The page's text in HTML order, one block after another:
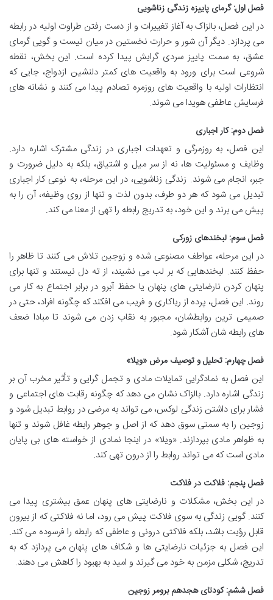
فصل اول: گرمای پاییزه زندگی زناشویی
در این فصل، بالزاک به آغاز تغییرات و از دست رفتن طراوت اولیه در رابطه
می پردازد. دیگر آن شور و حرارت نخستین در میان نیست و گویی گرمای
عشق، به سمت پاییز سردی گرایش پیدا کرده است. این بخش، نقطه
شروعی است برای ورود به واقعیت های کمتر دلنشین ازدواج، جایی که
انتظارات اولیه با واقعیت های روزمره تصادم پیدا می کنند و نشانه های
فرسایش عاطفی هویدا می شوند.
فصل دوم: کار اجباری
این فصل، به روزمرگی و تعهدات اجباری در زندگی مشترک اشاره دارد.
وظایف و مسئولیت ها، نه از سر میل و اشتیاق، بلکه به دلیل ضرورت و
جبر، انجام می شوند. زندگی زناشویی، در این مرحله، به نوعی کار اجباری
تبدیل می شود که هر دو طرف، بدون لذت و تنها از روی وظیفه، آن را به
پیش می برند و این خود، به تدریج رابطه را تهی از معنا می کند.
فصل سوم: لبخندهای زورکی
در این مرحله، عواطف مصنوعی شده و زوجین تلاش می کنند تا ظاهر را
حفظ کنند. لبخندهایی که بر لب می نشیند، از ته دل نیستند و تنها برای
پنهان کردن نارضایتی های پنهان یا حفظ آبرو در برابر اجتماع به کار می
روند. این فصل، پرده از ریاکاری و فریب می افکند که چگونه افراد، حتی در
صمیمی ترین روابطشان، مجبور به نقاب زدن می شوند تا مبادا ضعف
های رابطه شان آشکار شود.
فصل چهارم: تحلیل و توصیف مرض «ویلا»
این فصل به نمادگرایی تمایلات مادی و تجمل گرایی و تأثیر مخرب آن بر
زندگی اشاره دارد. بالزاک نشان می دهد که چگونه رقابت های اجتماعی و
فشار برای داشتن زندگی لوکس، می تواند به مرضی در روابط تبدیل شود و
زوجین را به سمتی سوق دهد که از اصل و جوهر رابطه غافل شوند و تنها
به ظواهر مادی بپردازند. «ویلا» در اینجا نمادی از خواسته های بی پایان
مادی است که می تواند روابط را از درون تهی کند.
فصل پنجم: فلاکت در فلاکت
در این بخش، مشکلات و نارضایتی های پنهان عمق بیشتری پیدا می
کنند. گویی زندگی به سوی فلاکت پیش می رود، اما نه فلاکتی که از بیرون
قابل رؤیت باشد، بلکه فلاکتی درونی و عاطفی که رابطه را فرسوده می کند.
این فصل به جزئیات نارضایتی ها و شکاف های پنهان می پردازد که به
تدریج، شکلی مزمن به خود می گیرند و امید به بهبود را کاهش می دهند.
فصل ششم: کودتای هجدهم برومر زوجین